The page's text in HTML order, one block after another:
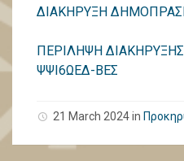
ΔΙΑΚΗΡΥΞΗ
ΠΕΡΙΛΗΨΗ
ΨΨΙ6ΩΕΔ-ΒΕΣ
21 March 2024in